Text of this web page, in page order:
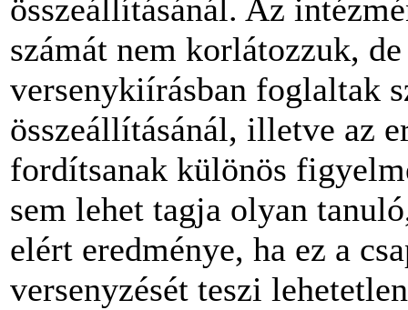
összeállításánál. Az
számát nem korlátozzuk,
versenykiírásban foglaltak
összeállításánál, illetve az
fordítsanak különös
sem lehet tagja olyan
elért eredménye, ha ez a
versenyzését teszi